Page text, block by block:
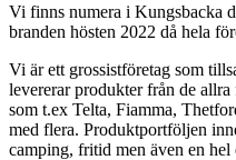
Vi finns numera i Kungsbacka
branden hösten 2022 då hela
Vi är ett grossistföretag som
levererar produkter från de allra
som t.ex Telta, Fiamma,
med flera. Produktportföljen
camping, fritid men även en